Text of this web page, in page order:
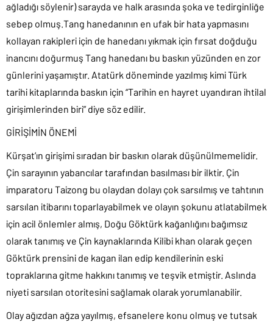
ağladığı söylenir) sarayda ve halk arasında şoka ve tedirginliğe
sebep olmuş.Tang hanedanının en ufak bir hata yapmasını
kollayan rakipleri için de hanedanı yıkmak için fırsat doğduğu
inancını doğurmuş Tang hanedanı bu baskın yüzünden en zor
günlerini yaşamıştır. Atatürk döneminde yazılmış kimi Türk
tarihi kitaplarında baskın için “Tarihin en hayret uyandıran ihtilal
girişimlerinden biri” diye söz edilir.
GİRİŞİMİN ÖNEMİ
Kürşat’ın girişimi sıradan bir baskın olarak düşünülmemelidir.
Çin sarayının yabancılar tarafından basılması bir ilktir. Çin
imparatoru Taizong bu olaydan dolayı çok sarsılmış ve tahtının
sarsılan itibarını toparlayabilmek ve olayın şokunu atlatabilmek
için acil önlemler almış, Doğu Göktürk kağanlığını bağımsız
olarak tanımış ve Çin kaynaklarında Kilibi khan olarak geçen
Göktürk prensini de kagan ilan edip kendilerinin eski
topraklarına gitme hakkını tanımış ve teşvik etmiştir. Aslında
niyeti sarsılan otoritesini sağlamak olarak yorumlanabilir.
Olay ağızdan ağza yayılmış, efsanelere konu olmuş ve tutsak